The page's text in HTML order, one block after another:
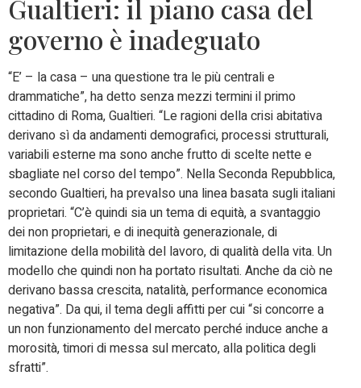
Gualtieri: il piano casa del
governo è inadeguato
“E’ – la casa – una questione tra le più centrali e
drammatiche”, ha detto senza mezzi termini il primo
cittadino di Roma, Gualtieri. “Le ragioni della crisi abitativa
derivano sì da andamenti demografici, processi strutturali,
variabili esterne ma sono anche frutto di scelte nette e
sbagliate nel corso del tempo”. Nella Seconda Repubblica,
secondo Gualtieri, ha prevalso una linea basata sugli italiani
proprietari. “C’è quindi sia un tema di equità, a svantaggio
dei non proprietari, e di inequità generazionale, di
limitazione della mobilità del lavoro, di qualità della vita. Un
modello che quindi non ha portato risultati. Anche da ciò ne
derivano bassa crescita, natalità, performance economica
negativa”. Da qui, il tema degli affitti per cui “si concorre a
un non funzionamento del mercato perché induce anche a
morosità, timori di messa sul mercato, alla politica degli
sfratti”.